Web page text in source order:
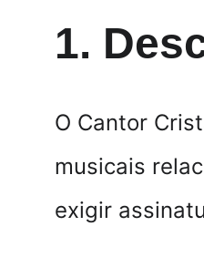
1.
O Cantor
musicais
exigir